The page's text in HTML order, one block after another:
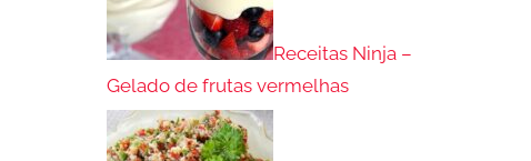
Receitas Ninja –
Gelado de frutas vermelhas